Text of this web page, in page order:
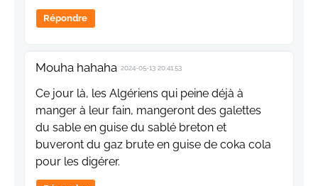
Répondre
Mouha hahaha 2024-05-13 20:41:53
Ce jour là, les Algériens qui peine déjà à
manger à leur fain, mangeront des galettes
du sable en guise du sablé breton et
buveront du gaz brute en guise de coka cola
pour les digérer.